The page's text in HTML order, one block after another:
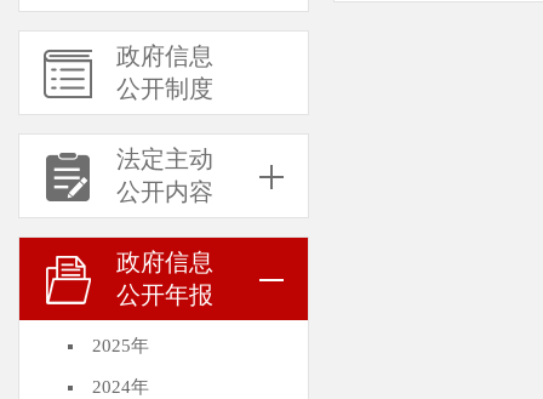
政府信息
公开制度
法定主动
公开内容
政府信息
公开年报
2025年
2024年